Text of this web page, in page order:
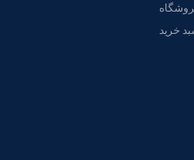
خرید